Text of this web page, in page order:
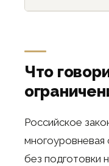
Что
Российское
многоуровневая
без подготовки